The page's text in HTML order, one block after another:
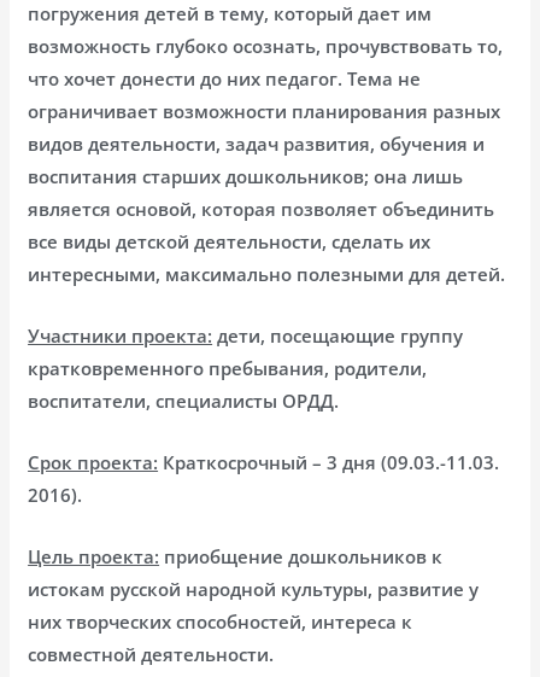
погружения детей в тему, который дает им
возможность глубоко осознать, прочувствовать то,
что хочет донести до них педагог. Тема не
ограничивает возможности планирования разных
видов деятельности, задач развития, обучения и
воспитания старших дошкольников; она лишь
является основой, которая позволяет объединить
все виды детской деятельности, сделать их
интересными, максимально полезными для детей.
Участники проекта: дети, посещающие группу
кратковременного пребывания, родители,
воспитатели, специалисты ОРДД.
Срок проекта: Краткосрочный – 3 дня (09.03.-11.03.
2016).
Цель проекта: приобщение дошкольников к
истокам русской народной культуры, развитие у
них творческих способностей, интереса к
совместной деятельности.